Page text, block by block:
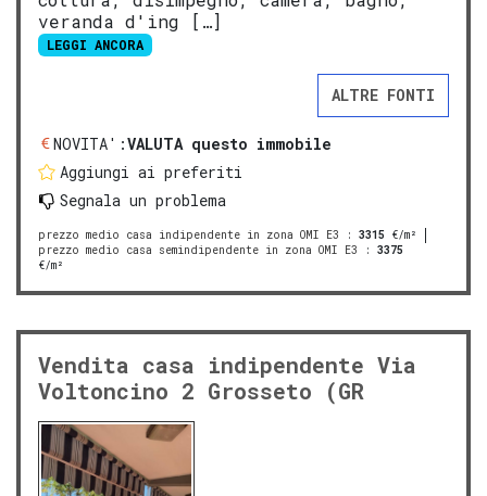
veranda d'ing […]
LEGGI ANCORA
ALTRE FONTI
NOVITA':VALUTA questo immobile
Aggiungi ai preferiti
Segnala un problema
prezzo medio casa indipendente in zona OMI E3 : 3315 €/m²
prezzo medio casa semindipendente in zona OMI E3 : 3375
€/m²
Vendita casa indipendente Via
Voltoncino 2 Grosseto (GR